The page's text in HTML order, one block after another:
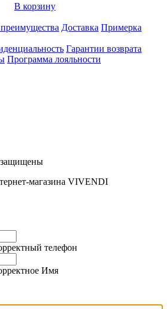
В корзину
Доставка Примерка
Гарантии возврата
Программа лояльности
защищены
магазина VIVENDI
телефон
Имя